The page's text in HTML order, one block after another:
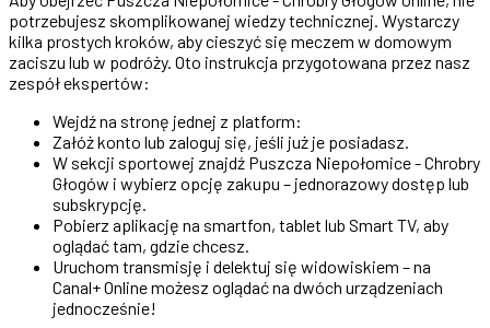
potrzebujesz skomplikowanej wiedzy technicznej. Wystarczy
kilka prostych kroków, aby cieszyć się meczem w domowym
zaciszu lub w podróży. Oto instrukcja przygotowana przez nasz
zespół ekspertów:
Wejdź na stronę jednej z platform:
Załóż konto lub zaloguj się, jeśli już je posiadasz.
W sekcji sportowej znajdź Puszcza Niepołomice - Chrobry
Głogów i wybierz opcję zakupu – jednorazowy dostęp lub
subskrypcję.
Pobierz aplikację na smartfon, tablet lub Smart TV, aby
oglądać tam, gdzie chcesz.
Uruchom transmisję i delektuj się widowiskiem – na
Canal+ Online możesz oglądać na dwóch urządzeniach
jednocześnie!